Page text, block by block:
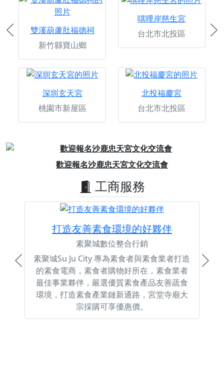
雙溪葫蘆肚福德祠
新竹縣寶山鄉
唭哩岸慈生宮
台北市北投區
深圳玄天宮
桃園市新屋區
北投福慶宮
台北市北投區
Previous
歡迎報名沙鹿忠天宮文化交流會
工商服務
打造友善素食環境的好夥伴
素聚城數位整合行銷
素聚城Su Ju City 專為素食者與素食業者打造
的素食電商，素食者購物好所在，素食業者
最佳事業夥伴，嚴選優質素食產品友善蔬食
環境，打造素食產業鏈新通路，宮堂寺廟大
宗採購可享優惠價。
Previous Next